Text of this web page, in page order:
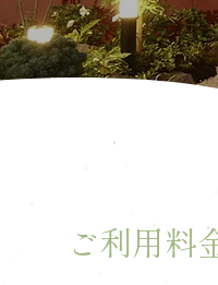
ご利用料